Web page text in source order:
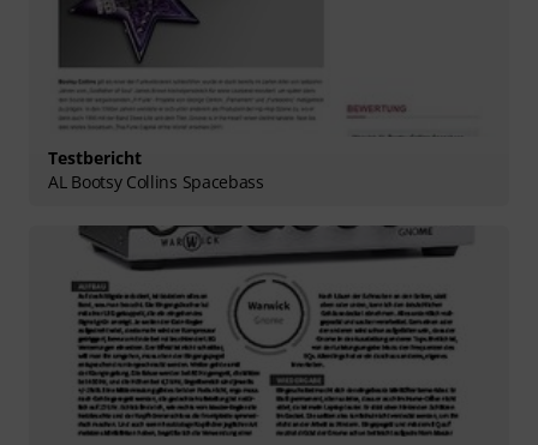
Testbericht
AL Bootsy Collins Spacebass